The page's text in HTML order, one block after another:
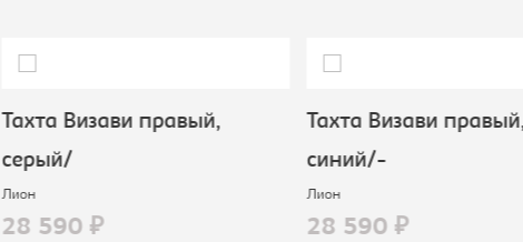
Тахта Визави правый,
серый/
Лион
28 590 ₽
Тахта Визави правый,
синий/-
Лион
28 590 ₽